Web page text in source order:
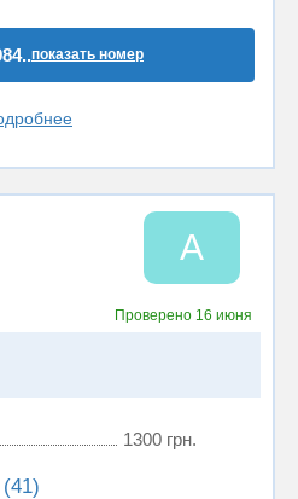
показать номер
A
Проверено 16 июня
1300 грн.